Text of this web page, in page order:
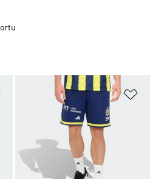
Favori Listesine Ekle